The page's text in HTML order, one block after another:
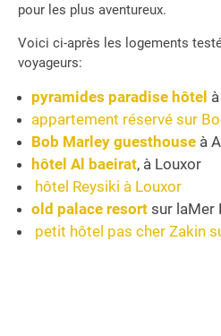
pour les plus aventureux.
Voici ci-après les logements
voyageurs:
pyramides paradise hôtel
appartement réservé sur
Bob Marley guesthouse à
hôtel Al baeirat, à Louxor
hôtel Reysiki à Louxor
old palace resort sur laMer
petit hôtel pas cher Zakin